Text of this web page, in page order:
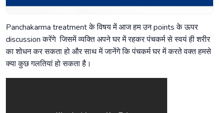
Panchakarma treatment के विषय में आज हम उन points के ऊपर
discussion करेंगे जिसमें व्यक्ति अपने घर में रहकर पंचकर्म से स्वयं ही शरीर
का शोधन कर सकता हो और साथ में जानेंगे कि पंचकर्म घर में करते वक्त हमसे
क्या कुछ गलतियां हो सकता है।